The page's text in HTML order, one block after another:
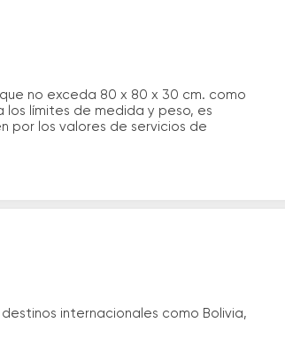
no exceda 80 x 80 x 30 cm. como
los límites de medida y peso, es
por los valores de servicios de
internacionales como Bolivia,